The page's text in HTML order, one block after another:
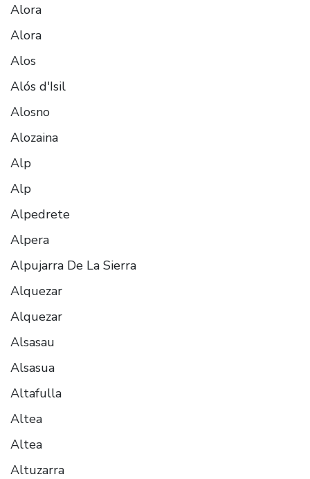
Alora
Alora
Alos
Alós d'Isil
Alosno
Alozaina
Alp
Alp
Alpedrete
Alpera
Alpujarra De La Sierra
Alquezar
Alquezar
Alsasau
Alsasua
Altafulla
Altea
Altea
Altuzarra